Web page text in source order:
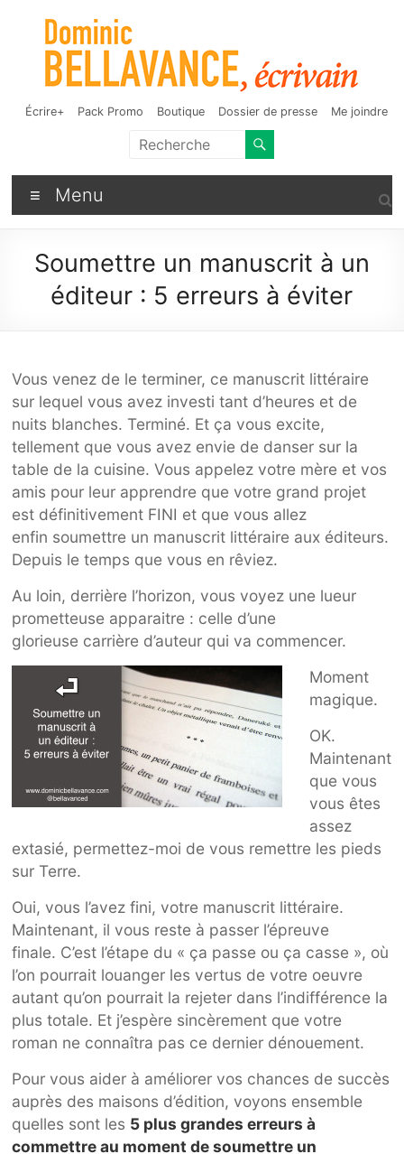
contenu
Dominic Bellavance,
écrivain
Auteur de fantasy, d'humour et d'autres bizarreries
Écrire+ Pack Promo Boutique Dossier de presse Me joindre
Menu
Soumettre un manuscrit à un
éditeur : 5 erreurs à éviter
Vous venez de le terminer, ce manuscrit littéraire
sur lequel vous avez investi tant d’heures et de
nuits blanches. Terminé. Et ça vous excite,
tellement que vous avez envie de danser sur la
table de la cuisine. Vous appelez votre mère et vos
amis pour leur apprendre que votre grand projet
est définitivement FINI et que vous allez
enfin soumettre un manuscrit littéraire aux éditeurs.
Depuis le temps que vous en rêviez.
Au loin, derrière l’horizon, vous voyez une lueur
prometteuse apparaitre : celle d’une
glorieuse carrière d’auteur qui va commencer.
Moment
magique.
OK.
Maintenant
que vous
vous êtes
assez
extasié, permettez-moi de vous remettre les pieds
sur Terre.
Oui, vous l’avez fini, votre manuscrit littéraire.
Maintenant, il vous reste à passer l’épreuve
finale. C’est l’étape du « ça passe ou ça casse », où
l’on pourrait louanger les vertus de votre oeuvre
autant qu’on pourrait la rejeter dans l’indifférence la
plus totale. Et j’espère sincèrement que votre
roman ne connaîtra pas ce dernier dénouement.
Pour vous aider à améliorer vos chances de succès
auprès des maisons d’édition, voyons ensemble
quelles sont les 5 plus grandes erreurs à
commettre au moment de soumettre un